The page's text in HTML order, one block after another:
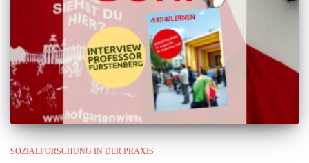
SOZIALFORSCHUNG IN DER PRAXIS